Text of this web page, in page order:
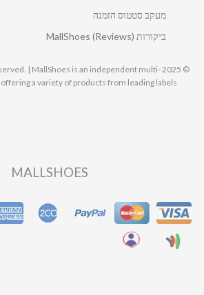
מעקב סטטוס הזמנה
ביקורות MallShoes (Reviews)
reserved. | MallShoes is an independent multi-
a variety of products from leading labels.
MALLSHOES